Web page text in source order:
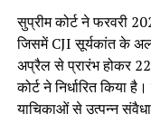
सुप्रीम कोर्ट ने फरवरी
जिसमें CJI सूर्यकांत के
अप्रैल से प्रारंभ होकर
कोर्ट ने निर्धारित
याचिकाओं से उत्पन्न